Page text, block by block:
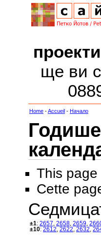
ще ви
Home -Accueil - Начало
This
Cette
±1: 2657 2658 2659
±10: 2612 2622 2632